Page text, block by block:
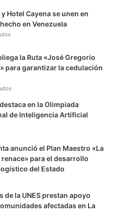
r
m
a
Hotel Cayena se unen en
en Venezuela
la Ruta «José Gregorio
para garantizar la cedulación
en la Olimpiada
de Inteligencia Artificial
anunció el Plan Maestro «La
para el desarrollo
del Estado
de la UNES prestan apoyo
afectadas en La